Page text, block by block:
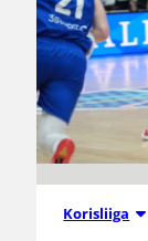
Korisliiga